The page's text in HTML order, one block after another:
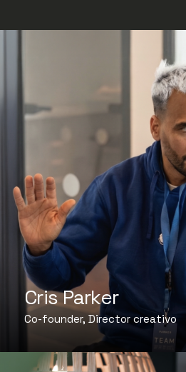
Cris Parker
Co-founder, Director creativo